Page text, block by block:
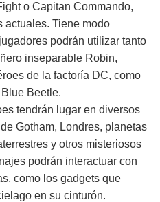
o Capitan Commando,
actuales. Tiene modo
podrán utilizar tanto
inseparable Robin,
de la factoría DC, como
Beetle.
tendrán lugar en diversos
Gotham, Londres, planetas
y otros misteriosos
podrán interactuar con
como los gadgets que
en su cinturón.